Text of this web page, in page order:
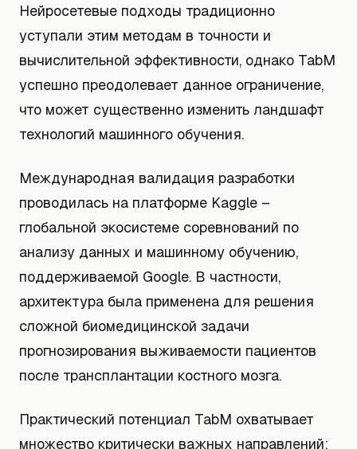
Нейросетевые подходы традиционно
уступали этим методам в точности и
вычислительной эффективности, однако TabM
успешно преодолевает данное ограничение,
что может существенно изменить ландшафт
технологий машинного обучения.
Международная валидация разработки
проводилась на платформе Kaggle –
глобальной экосистеме соревнований по
анализу данных и машинному обучению,
поддерживаемой Google. В частности,
архитектура была применена для решения
сложной биомедицинской задачи
прогнозирования выживаемости пациентов
после трансплантации костного мозга.
Практический потенциал TabM охватывает
множество критически важных направлений: